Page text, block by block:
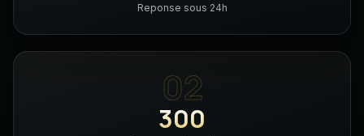
Reponse sous 24h
02
300